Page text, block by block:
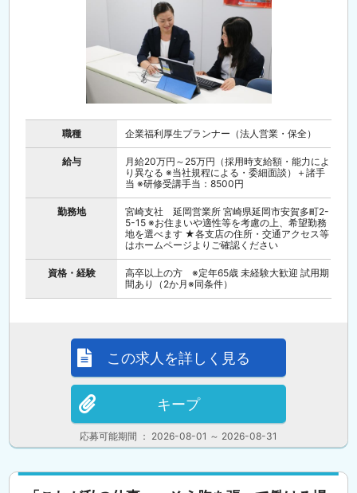
職種 企業福利厚生プランナー（法人営業・保全）
給与
月給20万円～25万円（採用時支給額・能力によ
り異なる ※当社規程による・委細面談）＋諸手
当 ※研修受講手当：8500円
勤務地
宮崎支社 延岡営業所 宮崎県延岡市安賀多町2-
5-15 ※お住まいや適性等を考慮の上、希望勤務
地を選べます ★各支店の住所・交通アクセス等
はホームページよりご確認ください
資格・経験
高卒以上の方 ※定年65歳 未経験大歓迎 試用期
間あり（2か月※同条件）
応募可能期間 ： 2026-08-01 ～ 2026-08-31
この求人を詳しく見る
キープ